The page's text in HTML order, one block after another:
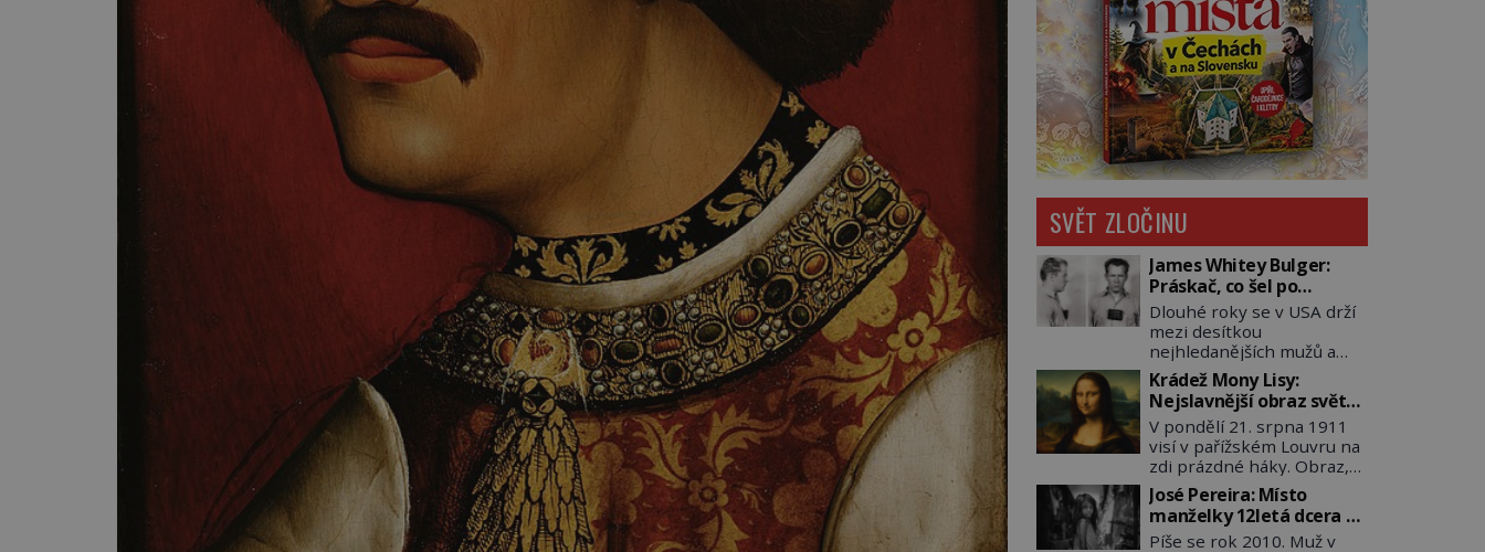
SVĚT ZLOČINU
James Whitey Bulger:
Práskač, co šel po
práskačích
Dlouhé roky se v USA drží
mezi desítkou
nejhledanějších mužů a
dopracuje to až na číslo
dvě – hned po Usámovi bin
Ládinovi (1957–2011). To je
James „Whitey“ Bulger
(1929–2018) viněný ze
spoluúčasti na 19
vraždách, vydírání a lichvy.
A samozřejmě, krom toho
je ještě drogový dealer,
Krádež Mony Lisy:
Nejslavnější obraz světa
zůstane dva roky
nezvěstný
V pondělí 21. srpna 1911
visí v pařížském Louvru na
zdi prázdné háky. Obraz,
který dnes zná celý svět, je
pryč. Zpočátku si nikdo
nemyslí, že jde o krádež.
Zaměstnanci jsou
José Pereira: Místo
manželky 12letá dcera –
a sousedi o všem vědí!
Píše se rok 2010. Muž v